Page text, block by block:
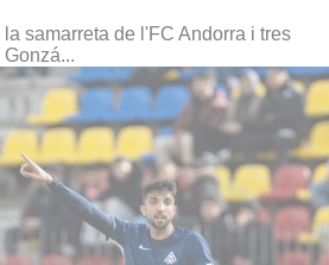
samarreta de l'FC Andorra i tres